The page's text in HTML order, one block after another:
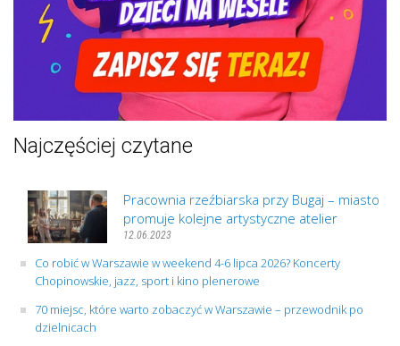
Najczęściej czytane
Pracownia rzeźbiarska przy Bugaj – miasto
promuje kolejne artystyczne atelier
12.06.2023
Co robić w Warszawie w weekend 4-6 lipca 2026? Koncerty
Chopinowskie, jazz, sport i kino plenerowe
70 miejsc, które warto zobaczyć w Warszawie – przewodnik po
dzielnicach